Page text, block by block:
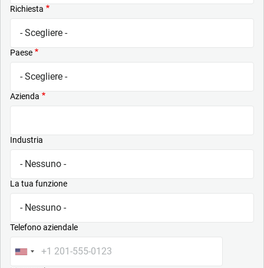
Richiesta
Paese
Azienda
Industria
La tua funzione
Telefono aziendale